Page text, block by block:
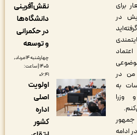
نقش‌آفرینی
دانشگاه‌ها
در حکمرانی
و توسعه
چهارشنبه ۱۴ مرداد,
۱۴۰۵ | ساعت:
اولویت
اصلی
اداره